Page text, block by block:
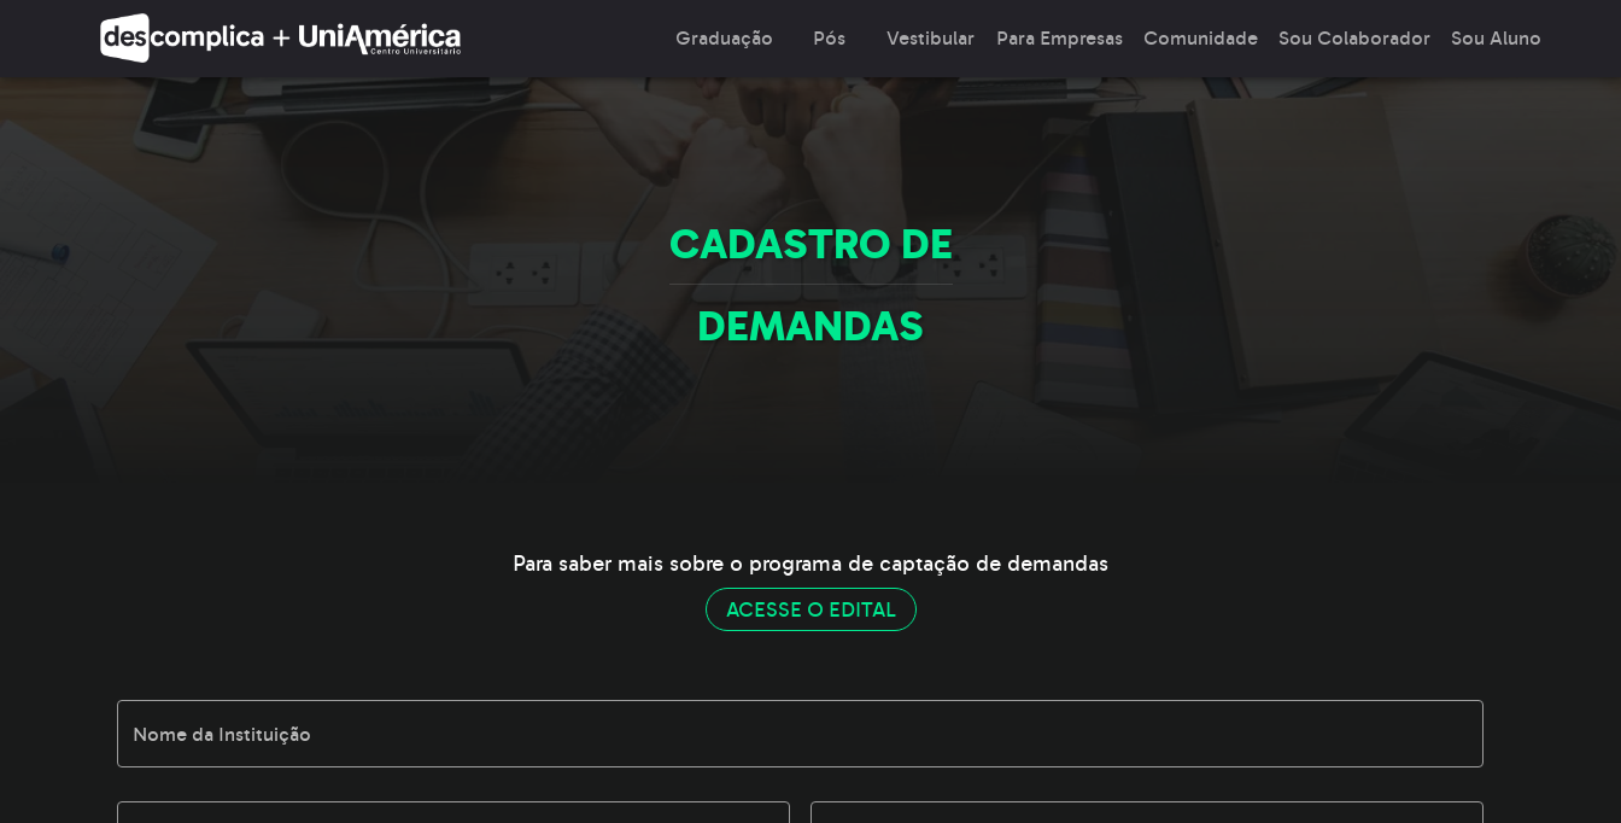
Graduação Pós Vestibular Para Empresas Comunidade Sou Colaborador Sou Aluno
CADASTRO DE
DEMANDAS
Para saber mais sobre o programa de captação de demandas
ACESSE O EDITAL
Nome da Instituição